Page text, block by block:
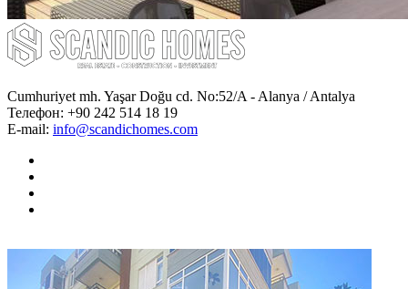
Cumhuriyet mh. Yaşar Doğu cd. No:52/A - Alanya / Antalya
Телефон: +90 242 514 18 19
E-mail: info@scandichomes.com